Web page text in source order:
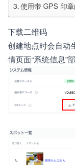
使用带 GPS 印
下载二维码
创建地点时会自动
情页面“系统信息”